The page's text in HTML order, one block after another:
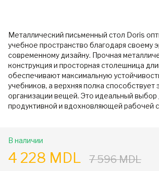
Металлический письменный стол Doris
учебное пространство благодаря своему
современному дизайну. Прочная
конструкция и просторная столешница
обеспечивают максимальную
учебников, а верхняя полка
организации вещей. Это идеальный выбор
продуктивной и вдохновляющей рабочей
В наличии
4 228 MDL 7 596 MDL